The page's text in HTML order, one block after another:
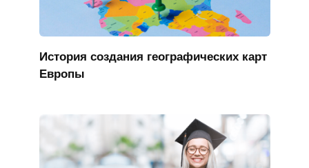
История создания географических карт
Европы